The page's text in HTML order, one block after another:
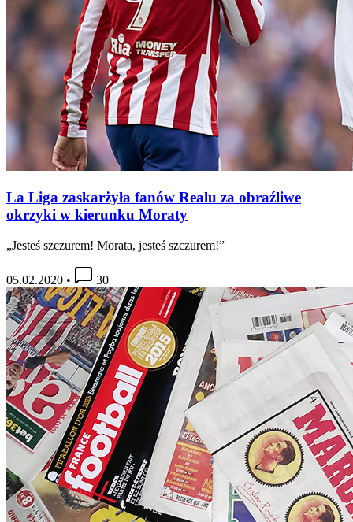
La Liga zaskarżyła fanów Realu za obraźliwe
okrzyki w kierunku Moraty
„Jesteś szczurem! Morata, jesteś szczurem!”
05.02.2020 • 30